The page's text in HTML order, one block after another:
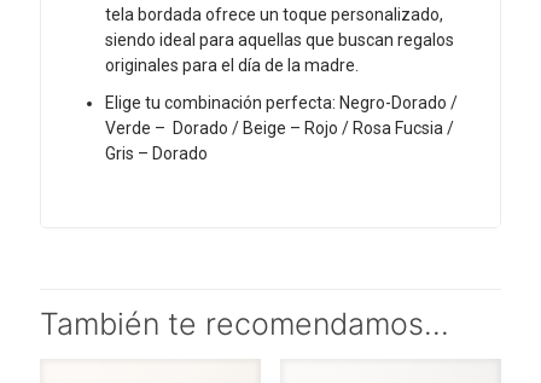
tela bordada ofrece un toque personalizado,
siendo ideal para aquellas que buscan regalos
originales para el día de la madre.
Elige tu combinación perfecta: Negro-Dorado /
Verde – Dorado / Beige – Rojo / Rosa Fucsia /
Gris – Dorado
También te recomendamos…